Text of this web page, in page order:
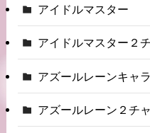
アイドルマスター
アイドルマスター２
アズールレーンキャ
アズールレーン２チ